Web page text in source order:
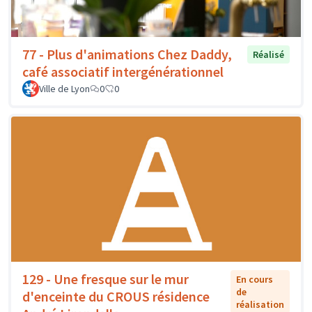
77 - Plus d'animations Chez Daddy,
café associatif intergénérationnel
Réalisé
Ville de Lyon 0 0
129 - Une fresque sur le mur
d'enceinte du CROUS résidence
En cours
de
réalisation